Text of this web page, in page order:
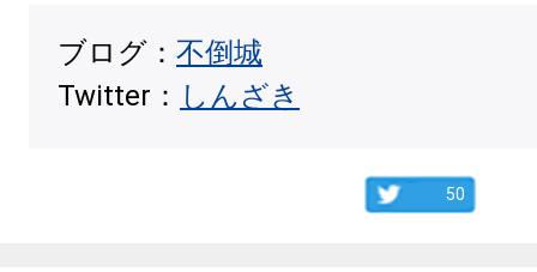
ブログ： 不倒城
Twitter： しんざき
50